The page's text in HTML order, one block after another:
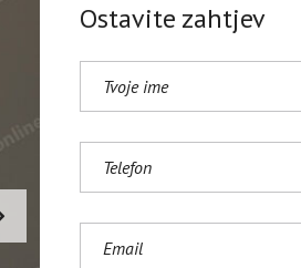
Ostavite zahtjev